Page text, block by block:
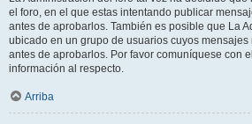
el foro, en el que estas intentando publicar
antes de aprobarlos. También es posible que La
ubicado en un grupo de usuarios cuyos
antes de aprobarlos. Por favor comuníquese con
información al respecto.
Arriba